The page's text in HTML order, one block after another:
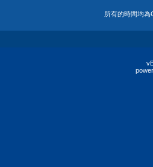
所有的時間均為